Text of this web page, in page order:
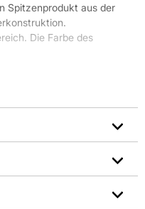
Spitzenprodukt aus der
Die Farbe des